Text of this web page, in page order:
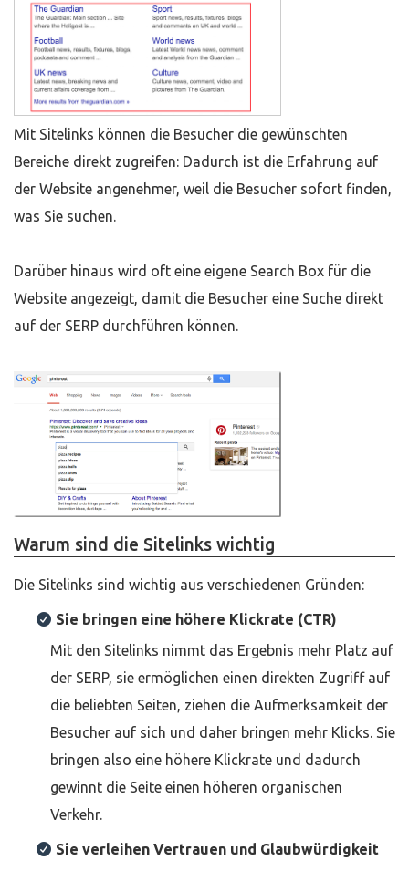
Mit Sitelinks können die Besucher die gewünschten
Bereiche direkt zugreifen: Dadurch ist die Erfahrung auf
der Website angenehmer, weil die Besucher sofort finden,
was Sie suchen.
Darüber hinaus wird oft eine eigene Search Box für die
Website angezeigt, damit die Besucher eine Suche direkt
auf der SERP durchführen können.
Warum sind die Sitelinks wichtig
Die Sitelinks sind wichtig aus verschiedenen Gründen:
Sie bringen eine höhere Klickrate (CTR)
Mit den Sitelinks nimmt das Ergebnis mehr Platz auf
der SERP, sie ermöglichen einen direkten Zugriff auf
die beliebten Seiten, ziehen die Aufmerksamkeit der
Besucher auf sich und daher bringen mehr Klicks. Sie
bringen also eine höhere Klickrate und dadurch
gewinnt die Seite einen höheren organischen
Verkehr.
Sie verleihen Vertrauen und Glaubwürdigkeit